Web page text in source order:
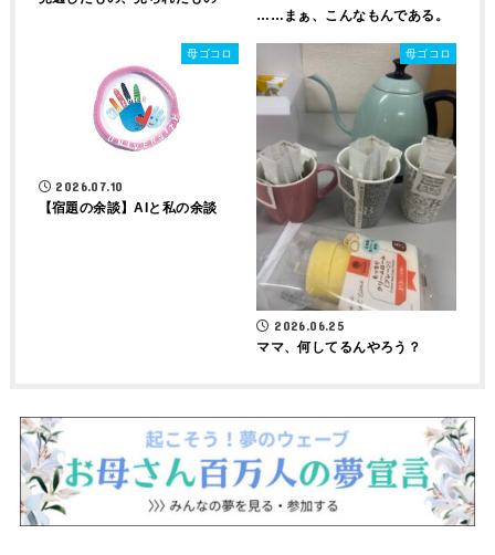
……まぁ、こんなもんである。
母ゴコロ
2026.07.10
【宿題の余談】AIと私の余談
母ゴコロ
2026.06.25
ママ、何してるんやろう？